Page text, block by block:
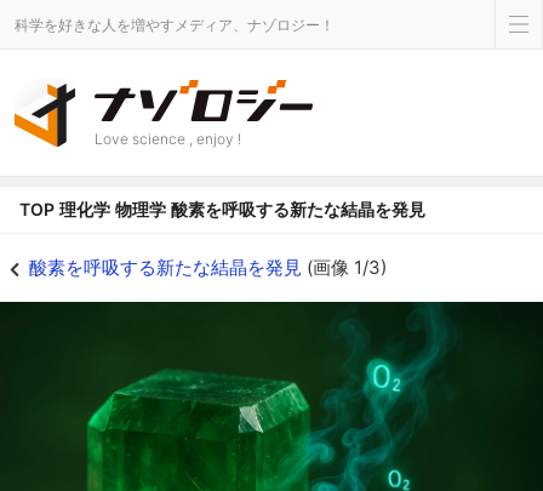
科学を好きな人を増やすメディア、ナゾロジー！
Love science , enjoy !
TOP 理化学 物理学 酸素を呼吸する新たな結晶を発見
酸素を呼吸する新たな結晶を発見 (画像 1/3)